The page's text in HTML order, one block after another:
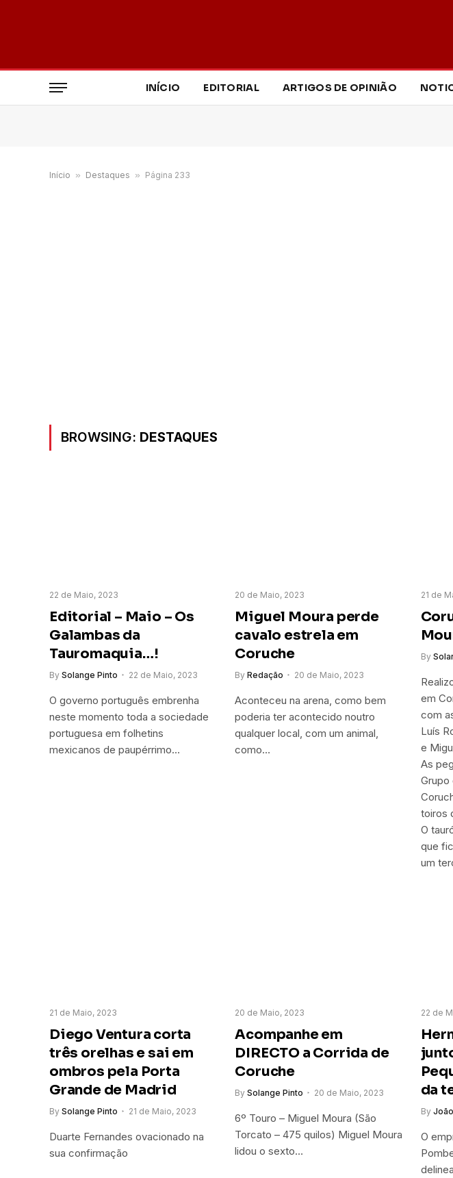
INÍCIO EDITORIAL ARTIGOS DE OPINIÃO
Início » Destaques » Página 233
BROWSING: DESTAQUES
22 de Maio, 2023
Editorial – Maio – Os
Galambas da
Tauromaquia…!
By Solange Pinto 22 de Maio, 2023
O governo português embrenha
neste momento toda a sociedade
portuguesa em folhetins
mexicanos de paupérrimo…
20 de Maio, 2023
Miguel Moura perde
cavalo estrela em
Coruche
By Redação 20 de Maio, 2023
Aconteceu na arena, como bem
poderia ter acontecido noutro
qualquer local, com um animal,
como…
21 de
By
em
com
Luís
e
As
Grupo
toiros
O
que
um
21 de Maio, 2023
Diego Ventura corta
três orelhas e sai em
ombros pela Porta
Grande de Madrid
By Solange Pinto 21 de Maio, 2023
Duarte Fernandes ovacionado na
sua confirmação
20 de Maio, 2023
Acompanhe em
DIRECTO a Corrida de
Coruche
By Solange Pinto 20 de Maio, 2023
6º Touro – Miguel Moura (São
Torcato – 475 quilos) Miguel Moura
lidou o sexto…
22 de
da
By
O